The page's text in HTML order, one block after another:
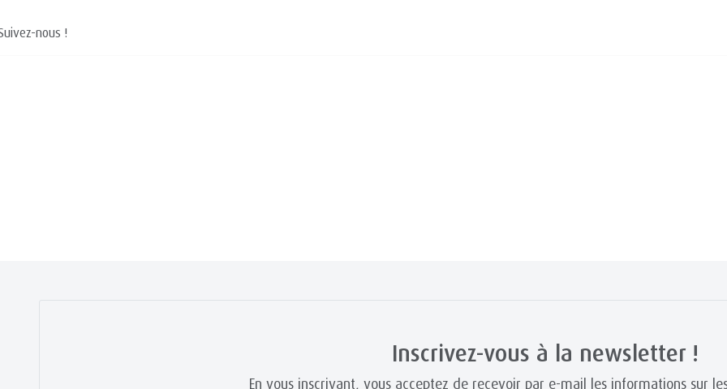
nous !
Inscrivez-vous à la newsletter !
En vous inscrivant, vous acceptez de recevoir par e-mail les informations sur